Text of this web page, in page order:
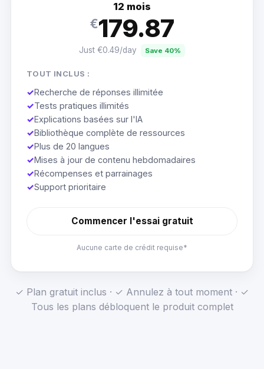
12 mois
€179.87
Just €0.49/day Save 40%
TOUT INCLUS :
✓Recherche de réponses illimitée
✓Tests pratiques illimités
✓Explications basées sur l'IA
✓Bibliothèque complète de ressources
✓Plus de 20 langues
✓Mises à jour de contenu hebdomadaires
✓Récompenses et parrainages
✓Support prioritaire
Commencer l'essai gratuit
Aucune carte de crédit requise*
✓ Plan gratuit inclus · ✓ Annulez à tout moment · ✓
Tous les plans débloquent le produit complet